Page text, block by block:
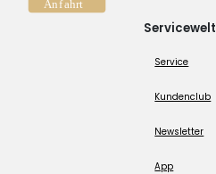
Servicewelt
Service
Kundenclub
Newsletter
App